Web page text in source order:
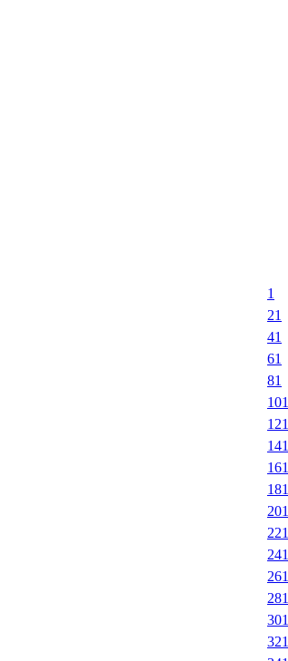
1
21
41
61
81
101
121
141
161
181
201
221
241
261
281
301
321